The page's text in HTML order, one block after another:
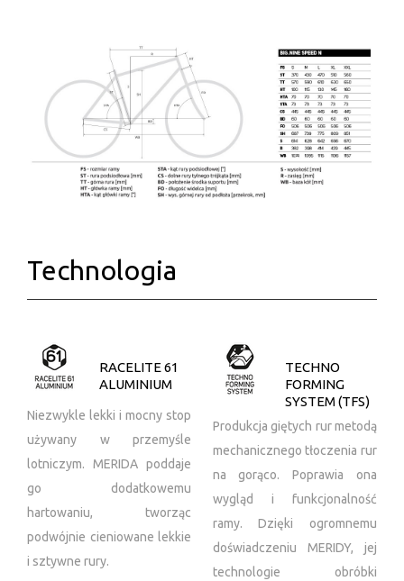
Technologia
RACELITE 61
ALUMINIUM
Niezwykle lekki i mocny stop
używany w przemyśle
lotniczym. MERIDA poddaje
go dodatkowemu
hartowaniu, tworząc
podwójnie cieniowane lekkie
i sztywne rury.
TECHNO
FORMING
SYSTEM (TFS)
Produkcja giętych rur metodą
mechanicznego tłoczenia rur
na gorąco. Poprawia ona
wygląd i funkcjonalność
ramy. Dzięki ogromnemu
doświadczeniu MERIDY, jej
technologie obróbki